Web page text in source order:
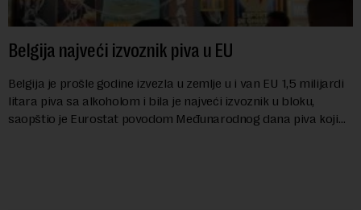
Belgija najveći izvoznik piva u EU
Belgija je prošle godine izvezla u zemlje u i van EU 1,5 milijardi
litara piva sa alkoholom i bila je najveći izvoznik u bloku,
saopštio je Eurostat povodom Međunarodnog dana piva koji